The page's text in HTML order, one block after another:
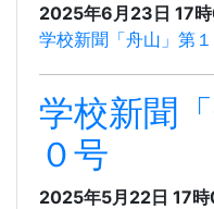
2025年6月23日 17
学校新聞「舟山」第
学校新聞
０号
2025年5月22日 17